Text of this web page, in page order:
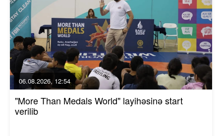
06.08.2026, 12:54
"More Than Medals World" layihəsinə start
verilib